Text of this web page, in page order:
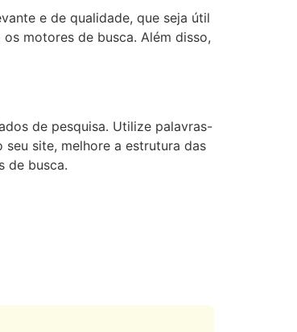
e de qualidade, que seja útil
motores de busca. Além disso,
de pesquisa. Utilize palavras-
site, melhore a estrutura das
de busca.